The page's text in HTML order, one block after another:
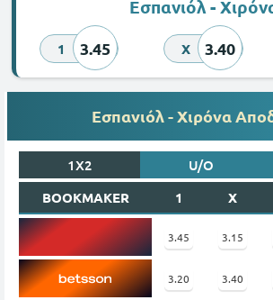
Εσπανιόλ -
1 3.45 X 3.40
Εσπανιόλ - Χιρόνα
1X2 U/O
BOOKMAKER
1 X
3.45 3.15
3.20 3.40